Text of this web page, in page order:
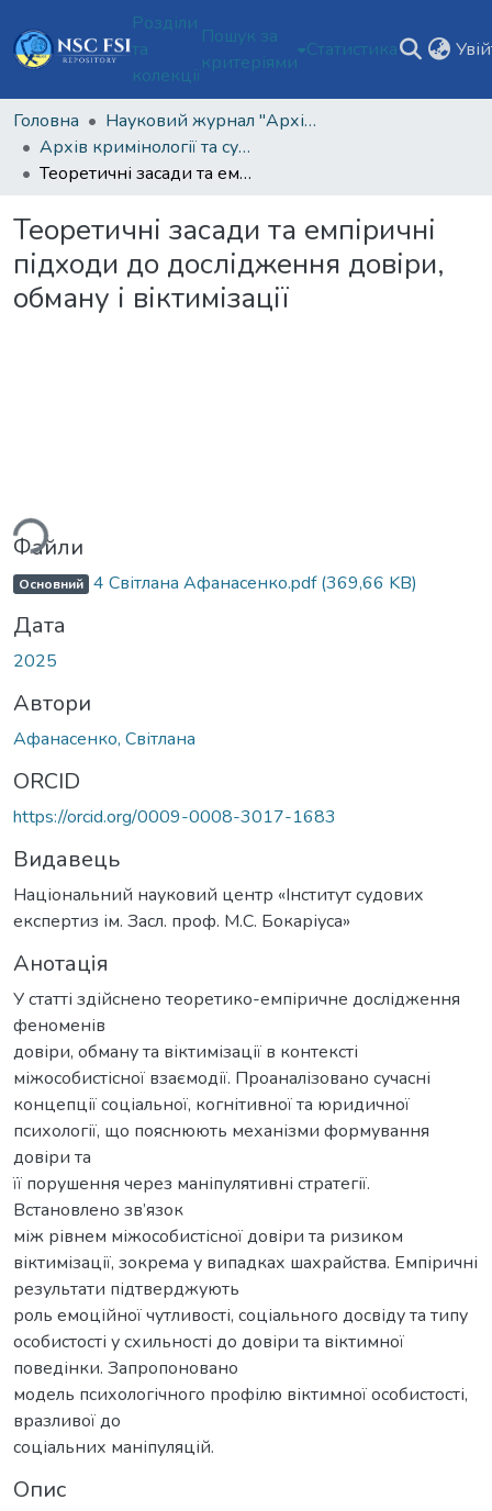
Розділи
та
колекції
Пошук за
критеріями
Статистика
Головна
Науковий журнал "Архів кримінології та судових наук"
Архів кримінології та судових наук Том 12 № 2 (2025)
Теоретичні засади та емпіричні підходи до дослідження довіри, обману і віктимізації
Теоретичні засади та емпіричні
підходи до дослідження довіри,
обману і віктимізації
Файли
Основний 4 Світлана Афанасенко.pdf(369,66 KB)
Дата
2025
Автори
Афанасенко, Світлана
ORCID
https://orcid.org/0009-0008-3017-1683
Видавець
Національний науковий центр «Інститут судових
експертиз ім. Засл. проф. М.С. Бокаріуса»
Анотація
У статті здійснено теоретико-емпіричне дослідження
феноменів
довіри, обману та віктимізації в контексті
міжособистісної взаємодії. Проаналізовано сучасні
концепції соціальної, когнітивної та юридичної
психології, що пояснюють механізми формування
довіри та
її порушення через маніпулятивні стратегії.
Встановлено зв’язок
між рівнем міжособистісної довіри та ризиком
віктимізації, зокрема у випадках шахрайства. Емпіричні
результати підтверджують
роль емоційної чутливості, соціального досвіду та типу
особистості у схильності до довіри та віктимної
поведінки. Запропоновано
модель психологічного профілю віктимної особистості,
вразливої до
соціальних маніпуляцій.
Опис